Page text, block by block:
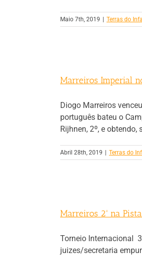
Maio 7th, 2019 Terras do
Marreiros Imperial
Diogo Marreiros
português bateu o
Rijhnen, 2º, e obtendo,
Abril 28th, 2019 Terras do
Marreiros 2º na
Torneio Internacional
juizes/secretaria